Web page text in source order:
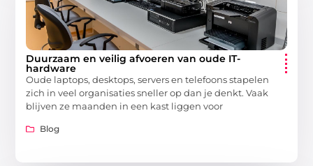
Duurzaam en veilig afvoeren van oude IT-
hardware
Oude laptops, desktops, servers en telefoons stapelen
zich in veel organisaties sneller op dan je denkt. Vaak
blijven ze maanden in een kast liggen voor
Blog